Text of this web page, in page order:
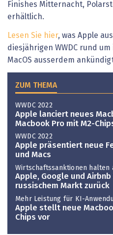
Finishes Mitternacht,
erhältlich.
Lesen Sie hier, was Apple
diesjährigen WWDC rund um
MacOS ausserdem
ZUM THEMA
WWDC 2022
Apple lanciert neues
Macbook Pro mit M2-
WWDC 2022
Apple präsentiert neue
und Macs
Wirtschaftssanktionen halten
Apple, Google und
russischem Markt zurück
Mehr Leistung für KI-
Apple stellt neue
Chips vor